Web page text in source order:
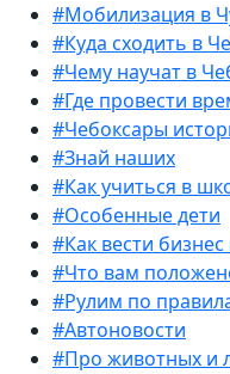
#Мобилизация в
#Куда сходить в
#Чему научат в
#Где провести
#Чебоксары
#Знай наших
#Как учиться в
#Особенные дети
#Как вести
#Что вам
#Рулим по
#Автоновости
#Про животных и